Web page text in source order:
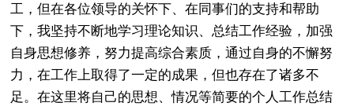
工，但在各位领导的关怀下、在同事们的支持和帮助
下，我坚持不断地学习理论知识、总结工作经验，加强
自身思想修养，努力提高综合素质，通过自身的不懈努
力，在工作上取得了一定的成果，但也存在了诸多不
足。在这里将自己的思想、情况等简要的个人工作总结